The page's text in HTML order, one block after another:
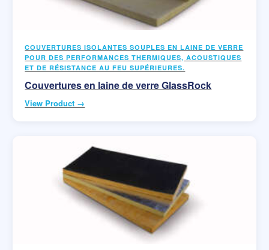
COUVERTURES ISOLANTES SOUPLES EN LAINE DE VERRE
POUR DES PERFORMANCES THERMIQUES, ACOUSTIQUES
ET DE RÉSISTANCE AU FEU SUPÉRIEURES.
Couvertures en laine de verre GlassRock
View Product →